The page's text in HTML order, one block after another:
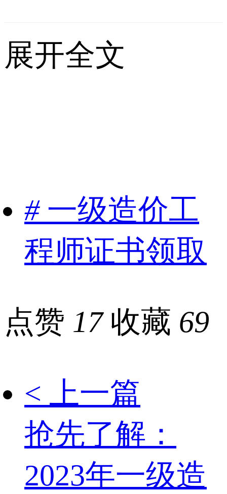
展开全文
#一级造价工
程师证书领取
点赞 17 收藏 69
< 上一篇
抢先了解：
2023年一级造